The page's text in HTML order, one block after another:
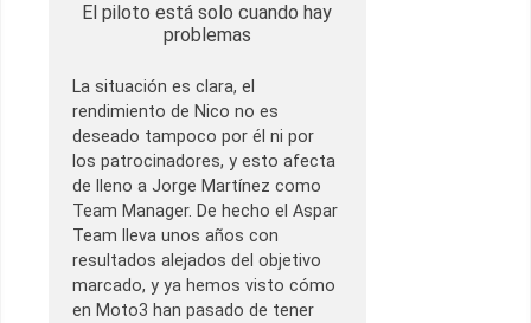
El piloto está solo cuando hay
problemas
La situación es clara, el
rendimiento de Nico no es
deseado tampoco por él ni por
los patrocinadores, y esto afecta
de lleno a Jorge Martínez como
Team Manager. De hecho el Aspar
Team lleva unos años con
resultados alejados del objetivo
marcado, y ya hemos visto cómo
en Moto3 han pasado de tener